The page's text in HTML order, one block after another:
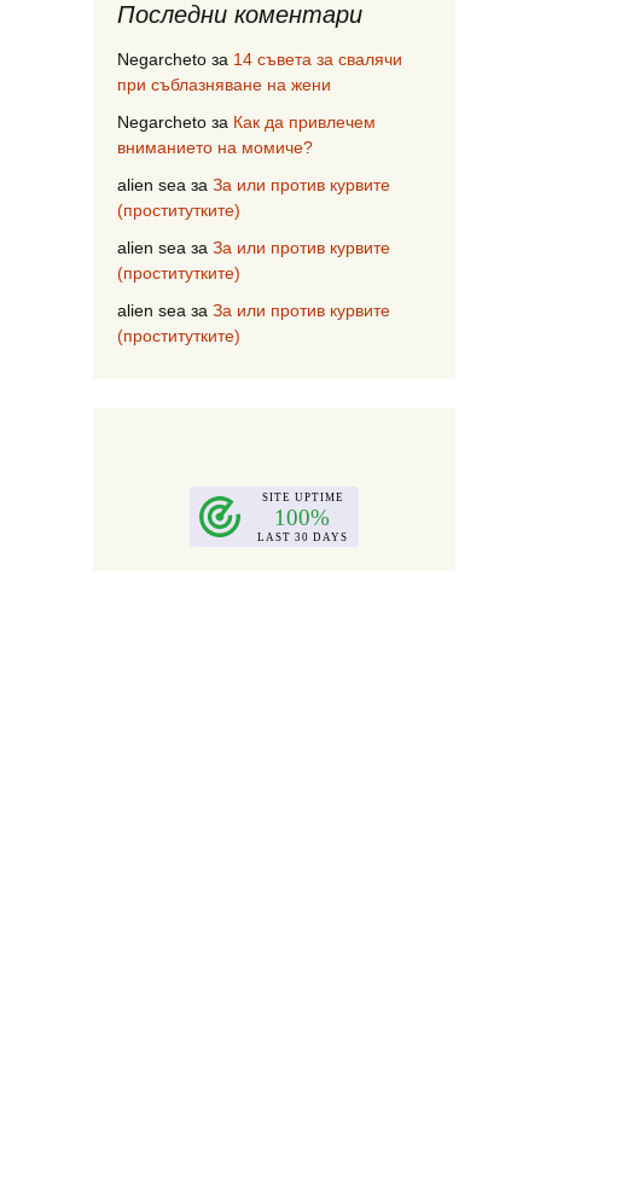
Последни коментари
Negarcheto за 14 съвета за свалячи
при съблазняване на жени
Negarcheto за Как да привлечем
вниманието на момиче?
alien sea за За или против курвите
(проститутките)
alien sea за За или против курвите
(проститутките)
alien sea за За или против курвите
(проститутките)